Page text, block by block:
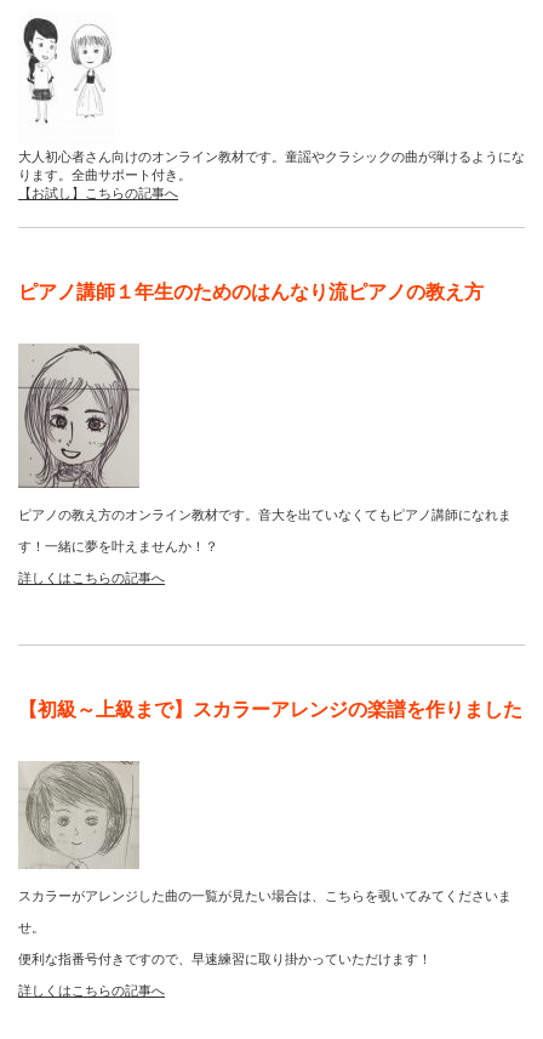
大人初心者さん向けのオンライン教材です。童謡やクラシックの曲が弾けるようにな
ります。全曲サポート付き。
【お試し】こちらの記事へ
ピアノ講師１年生のためのはんなり流ピアノの教え方
ピアノの教え方のオンライン教材です。音大を出ていなくてもピアノ講師になれま
す！一緒に夢を叶えませんか！？
詳しくはこちらの記事へ
【初級～上級まで】スカラーアレンジの楽譜を作りました
スカラーがアレンジした曲の一覧が見たい場合は、こちらを覗いてみてくださいま
せ。
便利な指番号付きですので、早速練習に取り掛かっていただけます！
詳しくはこちらの記事へ